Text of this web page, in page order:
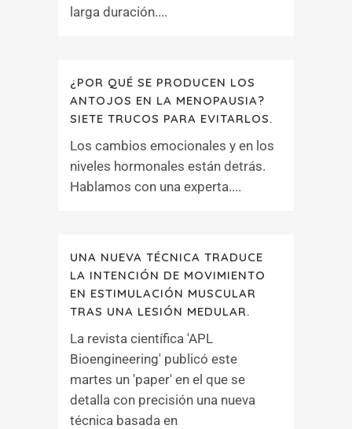
larga duración....
¿POR QUÉ SE PRODUCEN LOS
ANTOJOS EN LA MENOPAUSIA?
SIETE TRUCOS PARA EVITARLOS.
Los cambios emocionales y en los
niveles hormonales están detrás.
Hablamos con una experta....
UNA NUEVA TÉCNICA TRADUCE
LA INTENCIÓN DE MOVIMIENTO
EN ESTIMULACIÓN MUSCULAR
TRAS UNA LESIÓN MEDULAR.
La revista científica 'APL
Bioengineering' publicó este
martes un 'paper' en el que se
detalla con precisión una nueva
técnica basada en